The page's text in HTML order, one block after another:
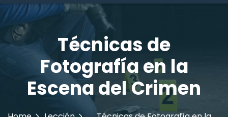
Técnicas de
Fotografía en la
Escena del Crimen